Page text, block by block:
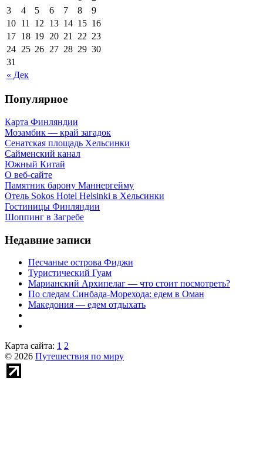
« Дек
3
4 5 6 7 8
9
10 11 12 13 14 15 16
17 18 19 20 21 22 23
24 25 26 27 28 29 30
31
Популярное
Карта Финляндии
Мозамбик — край загадок
Сенатская площадь Хельсинки
Сайменский канал
Южный Китай
О веб-сайте
Памятник барону Маннергейму
Отель Sokos Hotel Helsinki в Хельсинки
Гостиницы Финляндии
Шоппинг в Загребе
Недавние записи
Песчаные острова Фиджи
Туристический Гуам
Марианский Архипелаг — что стоит посмотреть?
По следам Синбада-Морехода: едем в Оман
Македония — едем отдыхать
Карта сайта: 1 2
© 2026 Путешествия по миру